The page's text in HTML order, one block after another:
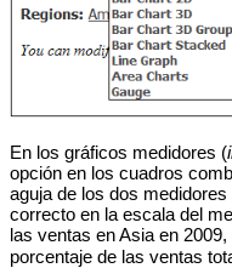
En los gráficos medidores (
opción en los cuadros
aguja de los dos
correcto en la escala del
las ventas en Asia en
porcentaje de las ventas